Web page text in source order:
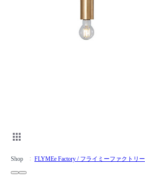
Shop FLYMEe Factory / フライミーファクトリー